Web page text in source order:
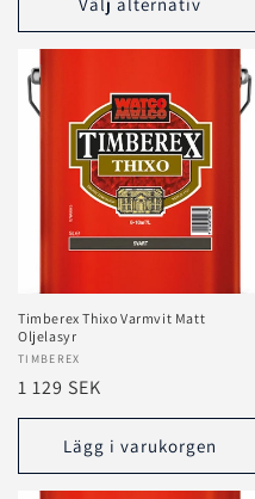
Timberex Thixo Varmvit Matt
Oljelasyr
Säljare:
TIMBEREX
Ordinarie
pris
1 129 SEK
Lägg i varukorgen